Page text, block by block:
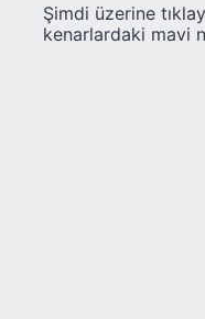
Şimdi üzerine
kenarlardaki mavi